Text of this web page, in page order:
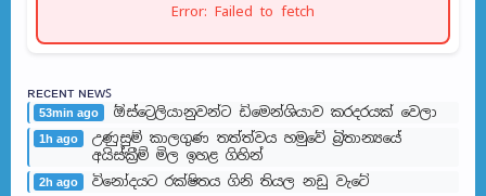
Error: Failed to fetch
ʀᴇᴄᴇɴᴛ ɴᴇᴡꜱ
53min ago ඕස්ට්‍රෙලියානුවන්ට ඩිමෙන්ශියාව කරදරයක් වෙලා
1h ago
උණුසුම් කාලගුණ තත්ත්වය හමුවේ බ්‍රිතාන්‍යයේ
අයිස්ක්‍රීම් මිල ඉහළ ගිහින්
2h ago විනෝදයට රක්ෂිතය ගිනි තියල නඩු වැටේ